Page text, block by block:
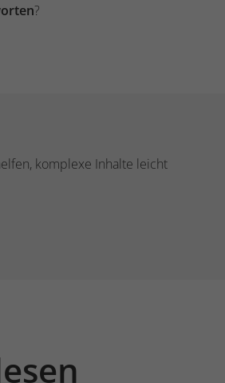
?
komplexe Inhalte leicht